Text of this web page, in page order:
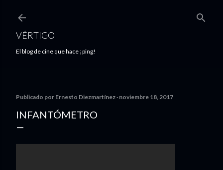
VÉRTIGO
El blog de cine que hace ¡ping!
Publicado por Ernesto Diezmartínez noviembre 18, 2017
INFANTÓMETRO